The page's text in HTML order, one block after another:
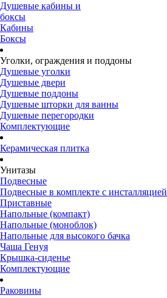
Душевые кабины и
боксы
Кабины
Боксы
Уголки, ограждения и поддоны
Душевые уголки
Душевые двери
Душевые поддоны
Душевые шторки для ванны
Душевые перегородки
Комплектующие
Керамическая плитка
Унитазы
Подвесные
Подвесные в комплекте с инсталляцией
Приставные
Напольные (компакт)
Напольные (моноблок)
Напольные для высокого бачка
Чаша Генуя
Крышка-сиденье
Комплектующие
Раковины